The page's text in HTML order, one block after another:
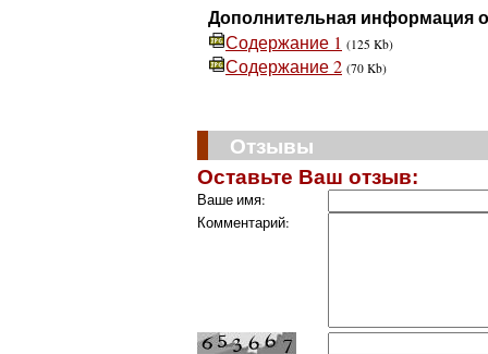
Дополнительная информация
Содержание 1 (125 Kb)
Содержание 2 (70 Kb)
Отзывы
Оставьте Ваш отзыв:
Ваше имя:
Комментарий: